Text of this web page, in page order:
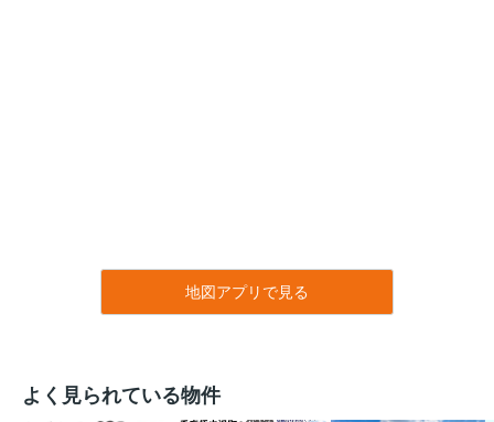
地図アプリで見る
よく見られている物件